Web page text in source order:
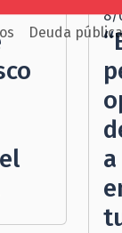
Deuda pública
8/